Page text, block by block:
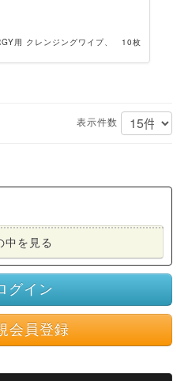
用 クレンジングワイプ、 10枚
表示件数
中を見る
イン
会員登録